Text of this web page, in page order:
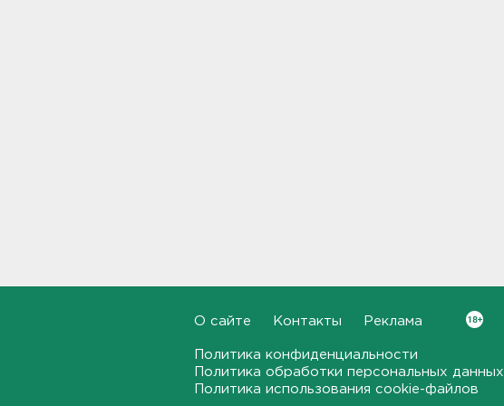
отвоевавшим месяц
Дрозденко: Ситуация с
топливом в Ленобласти пока
не позволяет "вздохнуть
свободно", но и не
О сайте Контакты Реклама
Политика конфиденциальности
Политика обработки персональных данных
Политика использования cookie-файлов